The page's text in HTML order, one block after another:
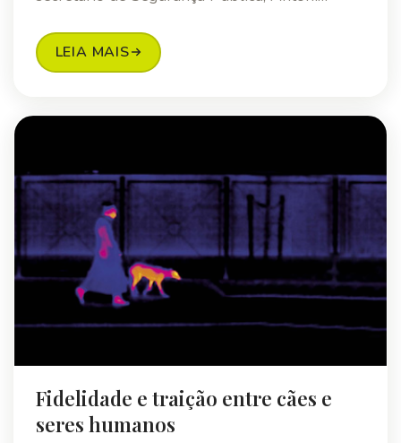
LEIA MAIS
Fidelidade e traição entre cães e
seres humanos